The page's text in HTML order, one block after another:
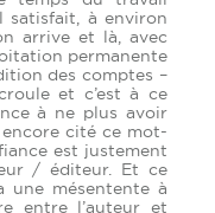
satisfait, à environ
arrive et là, avec
permanente
des comptes –
et c’est à ce
à ne plus avoir
encore cité ce mot-
est justement
/ éditeur. Et ce
une mésentente à
entre l’auteur et